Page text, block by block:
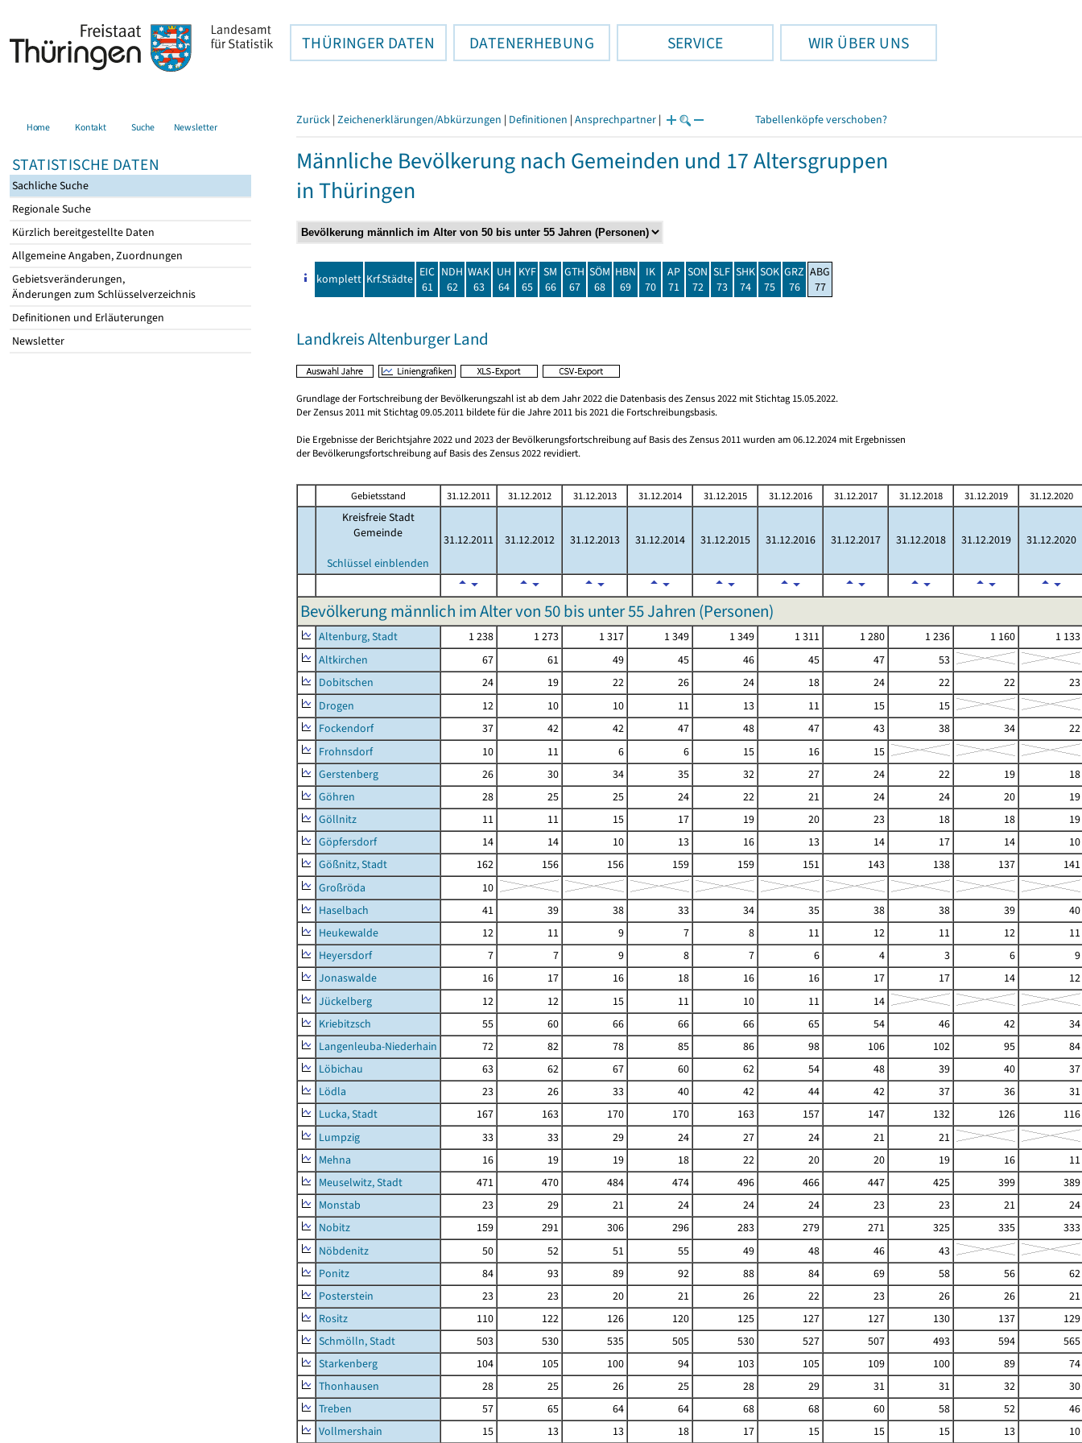
THÜRINGER DATEN DATENERHEBUNG SERVICE WIR ÜBER UNS
Home Kontakt Suche Newsletter
STATISTISCHE DATEN
Sachliche Suche
Regionale Suche
Kürzlich bereitgestellte Daten
Allgemeine Angaben, Zuordnungen
Gebietsveränderungen,
Änderungen zum Schlüsselverzeichnis
Definitionen und Erläuterungen
Newsletter
Zurück | Zeichenerklärungen/Abkürzungen | Definitionen | Ansprechpartner | Tabellenköpfe verschoben?
Männliche Bevölkerung nach Gemeinden und 17 Altersgruppen
in Thüringen
komplett Krf.Städte EIC
61
NDH
62
WAK
63
UH
64
KYF
65
SM
66
GTH
67
SÖM
68
HBN
69
IK
70
AP
71
SON
72
SLF
73
SHK
74
SOK
75
GRZ
76
ABG
77
Landkreis Altenburger Land
Grundlage der Fortschreibung der Bevölkerungszahl ist ab dem Jahr 2022 die Datenbasis des Zensus 2022 mit Stichtag 15.05.2022.
Der Zensus 2011 mit Stichtag 09.05.2011 bildete für die Jahre 2011 bis 2021 die Fortschreibungsbasis.
Die Ergebnisse der Berichtsjahre 2022 und 2023 der Bevölkerungsfortschreibung auf Basis des Zensus 2011 wurden am 06.12.2024 mit Ergebnissen
der Bevölkerungsfortschreibung auf Basis des Zensus 2022 revidiert.
Gebietsstand 31.12.2011 31.12.2012 31.12.2013 31.12.2014 31.12.2015 31.12.2016 31.12.2017 31.12.2018 31.12.2019 31.12.2020
Kreisfreie Stadt
Gemeinde
Schlüssel einblenden
31.12.2011 31.12.2012 31.12.2013 31.12.2014 31.12.2015 31.12.2016 31.12.2017 31.12.2018 31.12.2019 31.12.2020
Bevölkerung männlich im Alter von 50 bis unter 55 Jahren (Personen)
Altenburg, Stadt 1 238 1 273 1 317 1 349 1 349 1 311 1 280 1 236 1 160
1 133
Altkirchen
67 61 49 45 46 45 47
53
Dobitschen
24 19 22 26 24 18 24 22 22
23
Drogen
12 10 10 11 13 11 15
15
Fockendorf
37 42 42 47 48 47 43 38 34
22
Frohnsdorf
10 11 6 6 15 16
15
Gerstenberg
26 30 34 35 32 27 24 22 19
18
Göhren
28 25 25 24 22 21 24 24 20
19
Göllnitz
11 11 15 17 19 20 23 18 18
19
Göpfersdorf
14 14 10 13 16 13 14 17 14
10
Gößnitz, Stadt
162 156 156 159 159 151 143 138 137
141
Großröda
10
Haselbach
41 39 38 33 34 35 38 38 39
40
Heukewalde
12 11 9 7 8 11 12 11 12
11
Heyersdorf
7 7 9 8 7 6 4 3 6
9
Jonaswalde
16 17 16 18 16 16 17 17 14
12
Jückelberg
12 12 15 11 10 11
14
Kriebitzsch
55 60 66 66 66 65 54 46 42
34
Langenleuba-Niederhain
72 82 78 85 86 98 106 102 95
84
Löbichau
63 62 67 60 62 54 48 39 40
37
Lödla
23 26 33 40 42 44 42 37 36
31
Lucka, Stadt
167 163 170 170 163 157 147 132 126
116
Lumpzig
33 33 29 24 27 24 21
21
Mehna
16 19 19 18 22 20 20 19 16
11
Meuselwitz, Stadt
471 470 484 474 496 466 447 425 399
389
Monstab
23 29 21 24 24 24 23 23 21
24
Nobitz
159 291 306 296 283 279 271 325 335
333
Nöbdenitz
50 52 51 55 49 48 46
43
Ponitz
84 93 89 92 88 84 69 58 56
62
Posterstein
23 23 20 21 26 22 23 26 26
21
Rositz
110 122 126 120 125 127 127 130 137
129
Schmölln, Stadt
503 530 535 505 530 527 507 493 594
565
Starkenberg
104 105 100 94 103 105 109 100 89
74
Thonhausen
28 25 26 25 28 29 31 31 32
30
Treben
57 65 64 64 68 68 60 58 52
46
Vollmershain
15 13 13 18 17 15 15 15 13 10